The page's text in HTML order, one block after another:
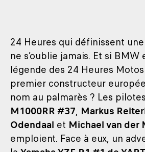
24 Heures qui définissent
ne s’oublie jamais. Et si
légende des 24 Heures
premier constructeur
nom au palmarès ? Les
M1000RR #37, Markus
Odendaal et Michael van der
emploient. Face à eux, un